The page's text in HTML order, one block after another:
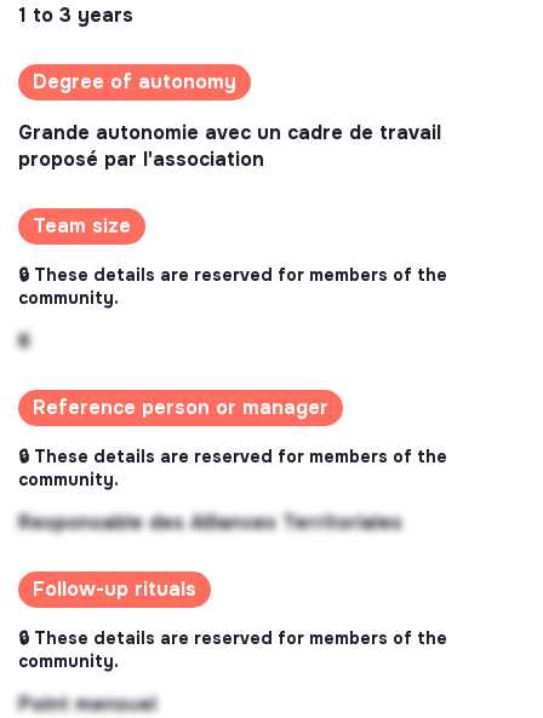
1 to 3 years
Degree of autonomy
Grande autonomie avec un cadre de travail
proposé par l'association
Team size
🔒 These details are reserved for members of the
community.
6
Reference person or manager
🔒 These details are reserved for members of the
community.
Responsable des Alliances Territoriales
Follow-up rituals
🔒 These details are reserved for members of the
community.
Point mensuel